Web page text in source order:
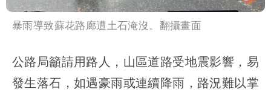
暴雨導致蘇花路廊遭土石淹沒。翻攝畫面
公路局籲請用路人，山區道路受地震影響，易
發生落石，如遇豪雨或連續降雨，路況難以掌